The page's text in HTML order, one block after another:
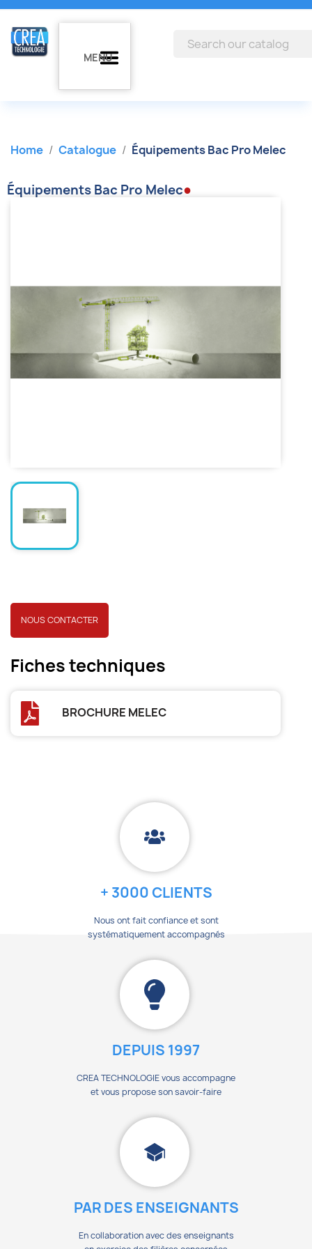
MENU
Home Catalogue Équipements Bac Pro Melec
Équipements Bac Pro Melec●
NOUS CONTACTER
Fiches techniques
BROCHURE MELEC
+ 3000 CLIENTS
Nous ont fait confiance et sont
systématiquement accompagnés
DEPUIS 1997
CREA TECHNOLOGIE vous accompagne
et vous propose son savoir-faire
PAR DES ENSEIGNANTS
En collaboration avec des enseignants